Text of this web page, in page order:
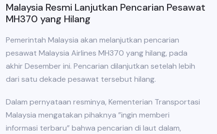
Malaysia Resmi Lanjutkan Pencarian Pesawat
MH370 yang Hilang
Pemerintah Malaysia akan melanjutkan pencarian
pesawat Malaysia Airlines MH370 yang hilang, pada
akhir Desember ini. Pencarian dilanjutkan setelah lebih
dari satu dekade pesawat tersebut hilang.
Dalam pernyataan resminya, Kementerian Transportasi
Malaysia mengatakan pihaknya ”ingin memberi
informasi terbaru” bahwa pencarian di laut dalam,